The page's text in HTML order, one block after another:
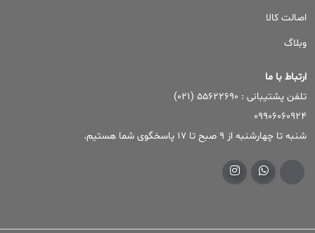
اصالت کالا
وبلاگ
ارتباط با ما
تلفن پشتیبانی : ۵۵۶۲۲۶۹۰ (۰۲۱)
09906060924
شنبه تا چهارشنبه از 9 صبح تا 17 پاسخگوی شما هستیم.